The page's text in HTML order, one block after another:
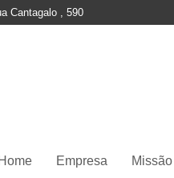
Cantagalo , 590
Home Empresa Missão